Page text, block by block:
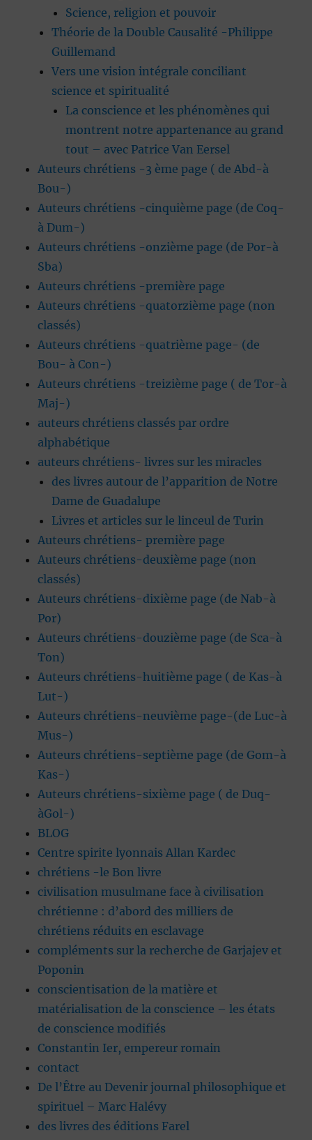
Science, religion et pouvoir
Théorie de la Double Causalité -Philippe
Guillemand
Vers une vision intégrale conciliant
science et spiritualité
La conscience et les phénomènes qui
montrent notre appartenance au grand
tout – avec Patrice Van Eersel
Auteurs chrétiens -3 ème page ( de Abd-à
Bou-)
Auteurs chrétiens -cinquième page (de Coq-
à Dum-)
Auteurs chrétiens -onzième page (de Por-à
Sba)
Auteurs chrétiens -première page
Auteurs chrétiens -quatorzième page (non
classés)
Auteurs chrétiens -quatrième page- (de
Bou- à Con-)
Auteurs chrétiens -treizième page ( de Tor-à
Maj-)
auteurs chrétiens classés par ordre
alphabétique
auteurs chrétiens- livres sur les miracles
des livres autour de l’apparition de Notre
Dame de Guadalupe
Livres et articles sur le linceul de Turin
Auteurs chrétiens- première page
Auteurs chrétiens-deuxième page (non
classés)
Auteurs chrétiens-dixième page (de Nab-à
Por)
Auteurs chrétiens-douzième page (de Sca-à
Ton)
Auteurs chrétiens-huitième page ( de Kas-à
Lut-)
Auteurs chrétiens-neuvième page-(de Luc-à
Mus-)
Auteurs chrétiens-septième page (de Gom-à
Kas-)
Auteurs chrétiens-sixième page ( de Duq-
àGol-)
BLOG
Centre spirite lyonnais Allan Kardec
chrétiens -le Bon livre
civilisation musulmane face à civilisation
chrétienne : d’abord des milliers de
chrétiens réduits en esclavage
compléments sur la recherche de Garjajev et
Poponin
conscientisation de la matière et
matérialisation de la conscience – les états
de conscience modifiés
Constantin Ier, empereur romain
contact
De l’Être au Devenir journal philosophique et
spirituel – Marc Halévy
des livres des éditions Farel